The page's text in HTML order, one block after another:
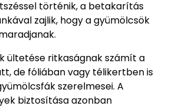
történik, a betakarítás
zajlik, hogy a gyümölcsök
ültetése ritkaságnak számít a
de fóliában vagy télikertben is
szerelmesei. A
biztosítása azonban